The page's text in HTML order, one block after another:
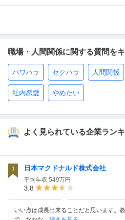
職場・人間関係に関する質問を
パワハラ セクハラ 人間関係
社内恋愛 やめたい
よく見られている企業ラン
1 日本マクドナルド株式会社
平均年収 549万円
3.8
いい点は成長出来ることだと思います。